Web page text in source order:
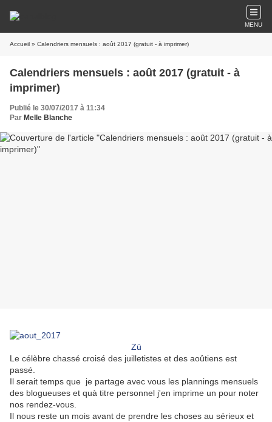
MENU
Accueil » Calendriers mensuels : août 2017 (gratuit - à imprimer)
Calendriers mensuels : août 2017 (gratuit - à
imprimer)
Publié le 30/07/2017 à 11:34
Par Melle Blanche
Zü
Le célèbre chassé croisé des juilletistes et des aoûtiens est
passé.
Il serait temps que je partage avec vous les plannings mensuels
des blogueuses et quà titre personnel j'en imprime un pour noter
nos rendez-vous.
Il nous reste un mois avant de prendre les choses au sérieux et